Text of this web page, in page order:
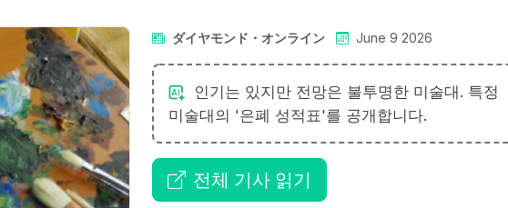
ダイヤモンド・オンライン June 9 2026
인기는 있지만 전망은 불투명한 미술대. 특정
미술대의 '은폐 성적표'를 공개합니다.
전체 기사 읽기